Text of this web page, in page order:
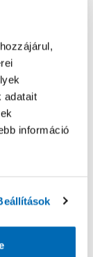
adatait
információ